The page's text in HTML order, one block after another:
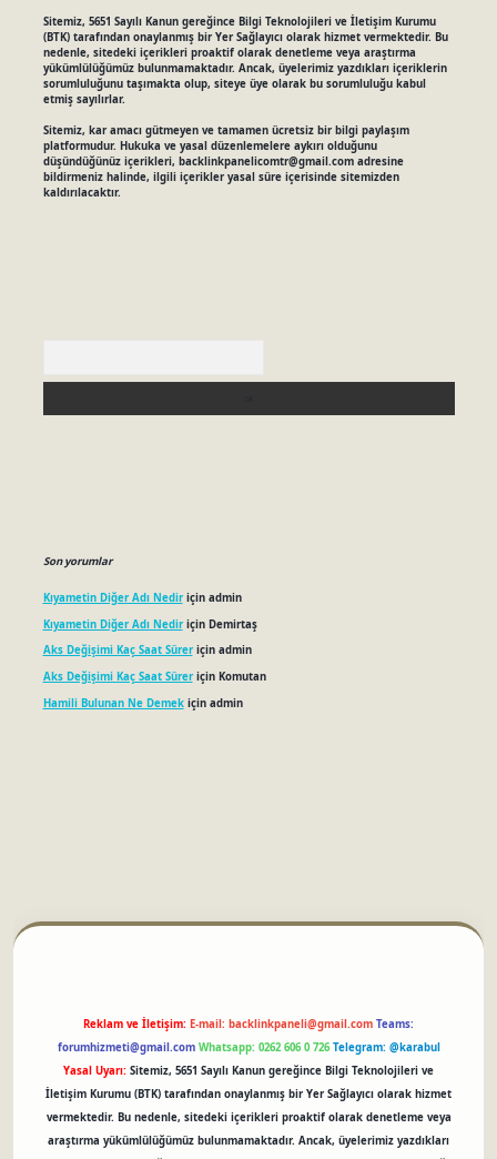
Sitemiz, 5651 Sayılı Kanun gereğince Bilgi Teknolojileri ve İletişim Kurumu
(BTK) tarafından onaylanmış bir Yer Sağlayıcı olarak hizmet vermektedir. Bu
nedenle, sitedeki içerikleri proaktif olarak denetleme veya araştırma
yükümlülüğümüz bulunmamaktadır. Ancak, üyelerimiz yazdıkları içeriklerin
sorumluluğunu taşımakta olup, siteye üye olarak bu sorumluluğu kabul
etmiş sayılırlar.
Sitemiz, kar amacı gütmeyen ve tamamen ücretsiz bir bilgi paylaşım
platformudur. Hukuka ve yasal düzenlemelere aykırı olduğunu
düşündüğünüz içerikleri, backlinkpanelicomtr@gmail.comadresine
bildirmeniz halinde, ilgili içerikler yasal süre içerisinde sitemizden
kaldırılacaktır.
Son yorumlar
Kıyametin Diğer Adı Nediriçin admin
Kıyametin Diğer Adı Nediriçin Demirtaş
Aks Değişimi Kaç Saat Süreriçin admin
Aks Değişimi Kaç Saat Süreriçin Komutan
Hamili Bulunan Ne Demekiçin admin
Reklam ve İletişim: E-mail: backlinkpaneli@gmail.com Teams:
forumhizmeti@gmail.com Whatsapp: 0262 606 0 726 Telegram: @karabul
Yasal Uyarı: Sitemiz, 5651 Sayılı Kanun gereğince Bilgi Teknolojileri ve
İletişim Kurumu (BTK) tarafından onaylanmış bir Yer Sağlayıcı olarak hizmet
vermektedir. Bu nedenle, sitedeki içerikleri proaktif olarak denetleme veya
araştırma yükümlülüğümüz bulunmamaktadır. Ancak, üyelerimiz yazdıkları